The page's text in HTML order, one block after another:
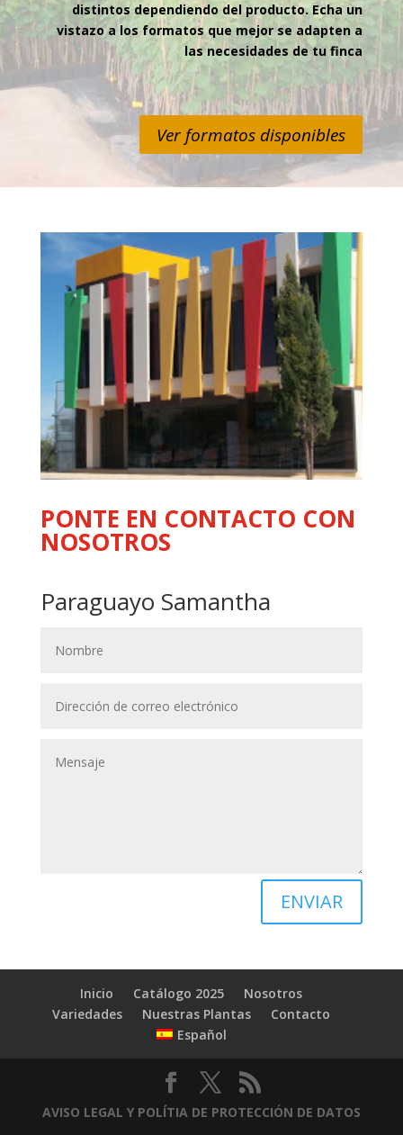
distintos dependiendo del producto. Echa un
vistazo a los formatos que mejor se adapten a
las necesidades de tu finca
Ver formatos disponibles
PONTE EN CONTACTO CON
NOSOTROS
Paraguayo Samantha
ENVIAR
Inicio Catálogo 2025
Nosotros
Variedades
Nuestras Plantas
Contacto
Español
AVISO LEGAL Y POLÍTIA DE PROTECCIÓN DE DATOS